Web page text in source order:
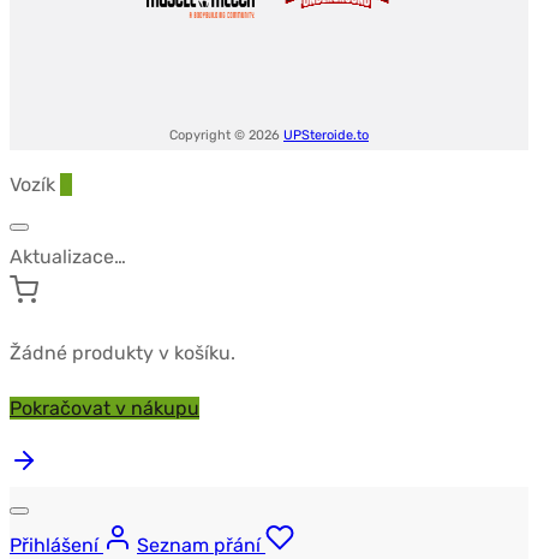
Copyright © 2026 UPSteroide.to
Vozík
Aktualizace…
Žádné produkty v košíku.
Pokračovat v nákupu
Přihlášení
Seznam přání